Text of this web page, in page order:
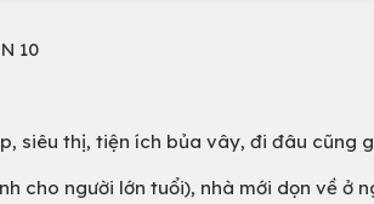
10
siêu thị, tiện ích bủa vây, đi đâu cũng
cho người lớn tuổi), nhà mới dọn về ở